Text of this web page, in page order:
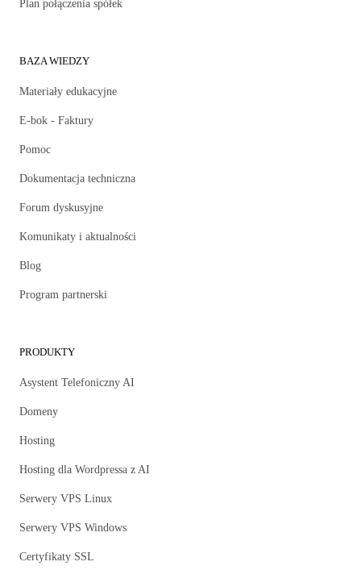
Plan połączenia spółek
BAZA WIEDZY
Materiały edukacyjne
E-bok - Faktury
Pomoc
Dokumentacja techniczna
Forum dyskusyjne
Komunikaty i aktualności
Blog
Program partnerski
PRODUKTY
Asystent Telefoniczny AI
Domeny
Hosting
Hosting dla Wordpressa z AI
Serwery VPS Linux
Serwery VPS Windows
Certyfikaty SSL